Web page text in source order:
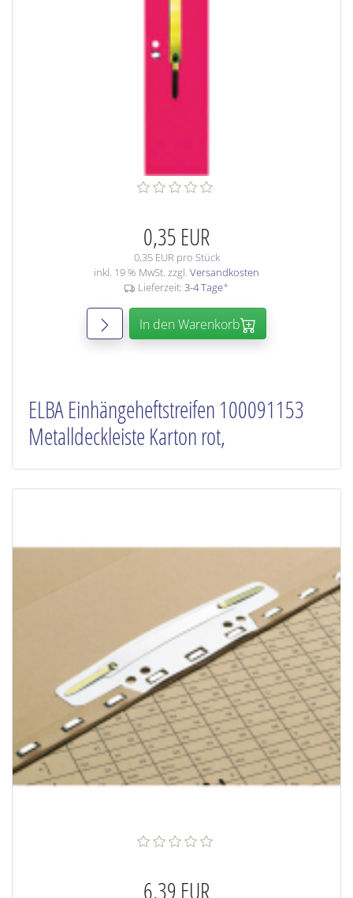
0,35 EUR
0,35 EUR pro Stück
inkl. 19 % MwSt. zzgl. Versandkosten
Lieferzeit: 3-4 Tage*
In den Warenkorb
ELBA Einhängeheftstreifen 100091153
Metalldeckleiste Karton rot,
6,39 EUR